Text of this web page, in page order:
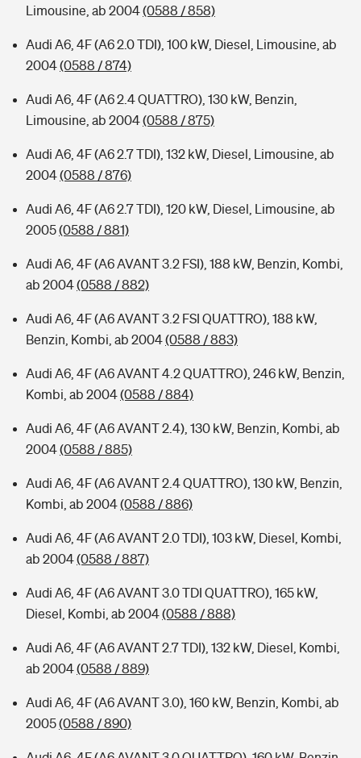
Limousine, ab 2004(0588 / 858)
Audi A6, 4F (A6 2.0 TDI), 100 kW, Diesel, Limousine, ab
2004(0588 / 874)
Audi A6, 4F (A6 2.4 QUATTRO), 130 kW, Benzin,
Limousine, ab 2004(0588 / 875)
Audi A6, 4F (A6 2.7 TDI), 132 kW, Diesel, Limousine, ab
2004(0588 / 876)
Audi A6, 4F (A6 2.7 TDI), 120 kW, Diesel, Limousine, ab
2005(0588 / 881)
Audi A6, 4F (A6 AVANT 3.2 FSI), 188 kW, Benzin, Kombi,
ab 2004(0588 / 882)
Audi A6, 4F (A6 AVANT 3.2 FSI QUATTRO), 188 kW,
Benzin, Kombi, ab 2004(0588 / 883)
Audi A6, 4F (A6 AVANT 4.2 QUATTRO), 246 kW, Benzin,
Kombi, ab 2004(0588 / 884)
Audi A6, 4F (A6 AVANT 2.4), 130 kW, Benzin, Kombi, ab
2004(0588 / 885)
Audi A6, 4F (A6 AVANT 2.4 QUATTRO), 130 kW, Benzin,
Kombi, ab 2004(0588 / 886)
Audi A6, 4F (A6 AVANT 2.0 TDI), 103 kW, Diesel, Kombi,
ab 2004(0588 / 887)
Audi A6, 4F (A6 AVANT 3.0 TDI QUATTRO), 165 kW,
Diesel, Kombi, ab 2004(0588 / 888)
Audi A6, 4F (A6 AVANT 2.7 TDI), 132 kW, Diesel, Kombi,
ab 2004(0588 / 889)
Audi A6, 4F (A6 AVANT 3.0), 160 kW, Benzin, Kombi, ab
2005(0588 / 890)